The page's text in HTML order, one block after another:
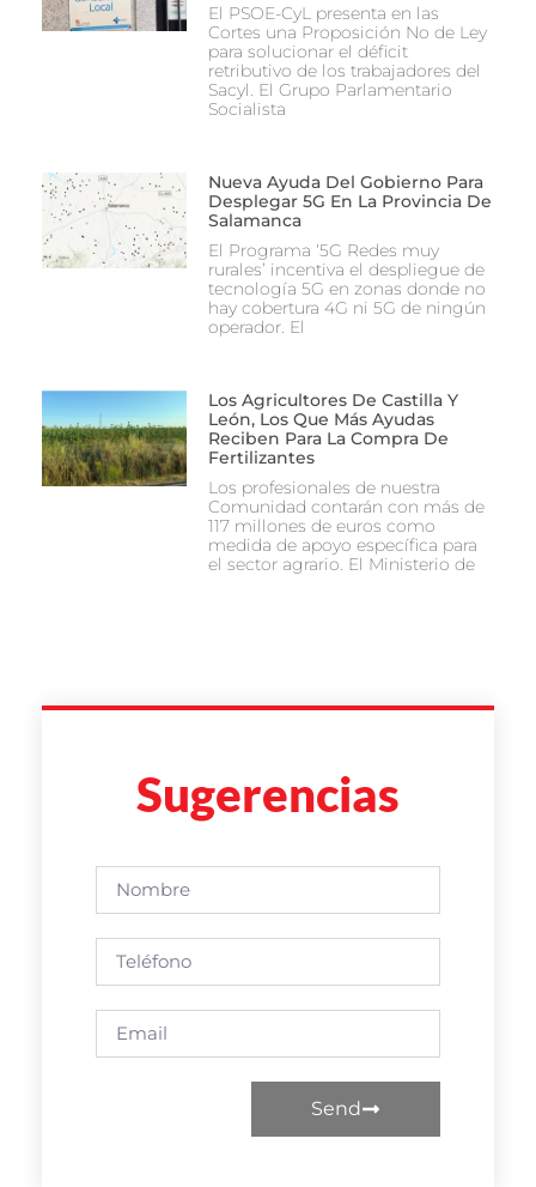
El PSOE-CyL presenta en las
Cortes una Proposición No de Ley
para solucionar el déficit
retributivo de los trabajadores del
Sacyl. El Grupo Parlamentario
Socialista
Nueva Ayuda Del Gobierno Para
Desplegar 5G En La Provincia De
Salamanca
El Programa ‘5G Redes muy
rurales’ incentiva el despliegue de
tecnología 5G en zonas donde no
hay cobertura 4G ni 5G de ningún
operador. El
Los Agricultores De Castilla Y
León, Los Que Más Ayudas
Reciben Para La Compra De
Fertilizantes
Los profesionales de nuestra
Comunidad contarán con más de
117 millones de euros como
medida de apoyo específica para
el sector agrario. El Ministerio de
Sugerencias
Send